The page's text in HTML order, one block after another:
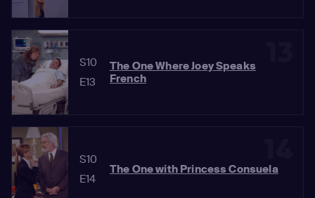
S10
E13
The One Where Joey Speaks
French
S10
E14
The One with Princess Consuela